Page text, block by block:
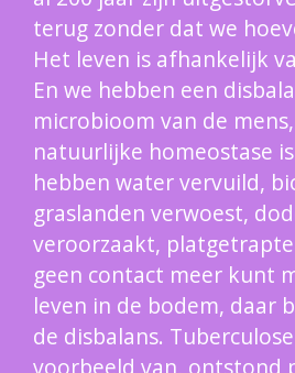
terug zonder dat we
Het leven is afhankelijk
En we hebben een
microbioom van de
natuurlijke homeostase
hebben water vervuild,
graslanden verwoest,
veroorzaakt,
geen contact meer kunt
leven in de bodem, daar
de disbalans.
voorbeeld van, ontstond